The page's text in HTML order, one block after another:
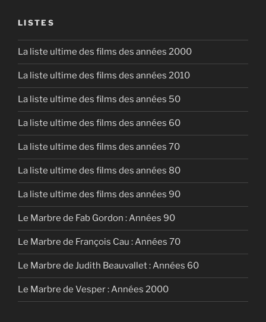
EMBED
LISTES
La liste ultime des films des années 2000
La liste ultime des films des années 2010
La liste ultime des films des années 50
La liste ultime des films des années 60
La liste ultime des films des années 70
La liste ultime des films des années 80
La liste ultime des films des années 90
Le Marbre de Fab Gordon : Années 90
Le Marbre de François Cau : Années 70
Le Marbre de Judith Beauvallet : Années 60
Le Marbre de Vesper : Années 2000